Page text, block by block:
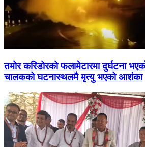
तमोर करिडोरको फलामेटारमा दुर्घटना
चालकको घटनास्थलमै मृत्यु भएको आशंका